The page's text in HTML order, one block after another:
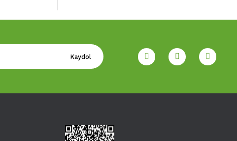
Kaydol